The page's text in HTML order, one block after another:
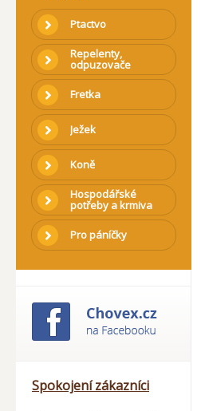
Ptactvo
Repelenty,
odpuzovače
Fretka
Ježek
Koně
Hospodářské
potřeby a krmiva
Pro páníčky
Spokojení zákazníci